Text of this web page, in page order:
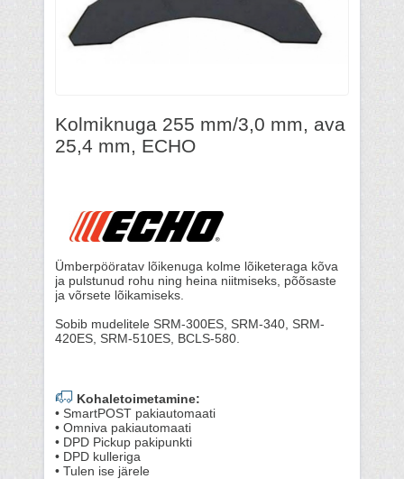
Kolmiknuga 255 mm/3,0 mm, ava
25,4 mm, ECHO
Ümberpööratav lõikenuga kolme lõiketeraga kõva
ja pulstunud rohu ning heina niitmiseks, põõsaste
ja võrsete lõikamiseks.
Sobib mudelitele SRM-300ES, SRM-340, SRM-
420ES, SRM-510ES, BCLS-580.
Kohaletoimetamine:
• SmartPOST pakiautomaati
• Omniva pakiautomaati
• DPD Pickup pakipunkti
• DPD kulleriga
• Tulen ise järele